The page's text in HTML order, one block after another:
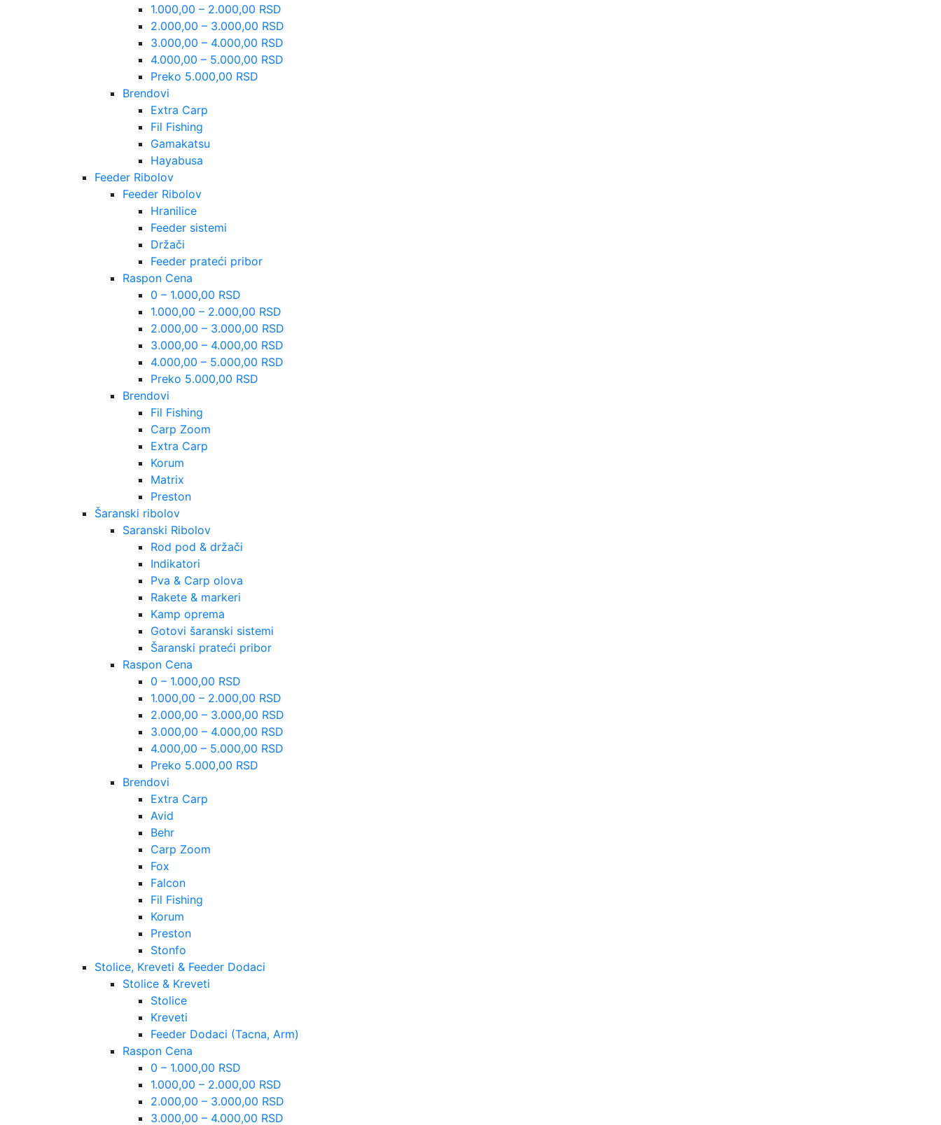
1.000,00 – 2.000,00 RSD
2.000,00 – 3.000,00 RSD
3.000,00 – 4.000,00 RSD
4.000,00 – 5.000,00 RSD
Preko 5.000,00 RSD
Brendovi
Extra Carp
Fil Fishing
Gamakatsu
Hayabusa
Feeder Ribolov
Feeder Ribolov
Hranilice
Feeder sistemi
Držači
Feeder prateći pribor
Raspon Cena
0 – 1.000,00 RSD
1.000,00 – 2.000,00 RSD
2.000,00 – 3.000,00 RSD
3.000,00 – 4.000,00 RSD
4.000,00 – 5.000,00 RSD
Preko 5.000,00 RSD
Brendovi
Fil Fishing
Carp Zoom
Extra Carp
Korum
Matrix
Preston
Šaranski ribolov
Saranski Ribolov
Rod pod & držači
Indikatori
Pva & Carp olova
Rakete & markeri
Kamp oprema
Gotovi šaranski sistemi
Šaranski prateći pribor
Raspon Cena
0 – 1.000,00 RSD
1.000,00 – 2.000,00 RSD
2.000,00 – 3.000,00 RSD
3.000,00 – 4.000,00 RSD
4.000,00 – 5.000,00 RSD
Preko 5.000,00 RSD
Brendovi
Extra Carp
Avid
Behr
Carp Zoom
Fox
Falcon
Fil Fishing
Korum
Preston
Stonfo
Stolice, Kreveti & Feeder Dodaci
Stolice & Kreveti
Stolice
Kreveti
Feeder Dodaci (Tacna, Arm)
Raspon Cena
0 – 1.000,00 RSD
1.000,00 – 2.000,00 RSD
2.000,00 – 3.000,00 RSD
3.000,00 – 4.000,00 RSD